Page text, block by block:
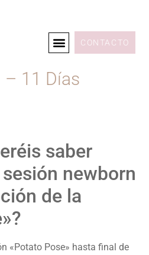
CONTACTO
– 11 Días
saber
newborn
de la
«Potato Pose» hasta final de